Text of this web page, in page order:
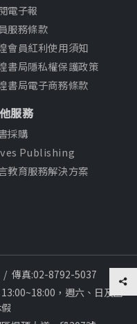
電子報
服務條款
會員紅利使用須知
書局隱私權保護政策
書局電子商務條款
服務
採購
Publishing
教育服務解決方案
/ 傳真:02-8792-5037
，週六、日及國